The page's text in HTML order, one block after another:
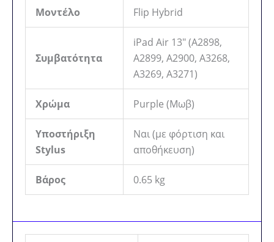
Μοντέλο Flip Hybrid
Συμβατότητα
iPad Air 13″ (A2898,
A2899, A2900, A3268,
A3269, A3271)
Χρώμα Purple (Μωβ)
Υποστήριξη
Stylus
Ναι (με φόρτιση και
αποθήκευση)
Βάρος 0.65 kg